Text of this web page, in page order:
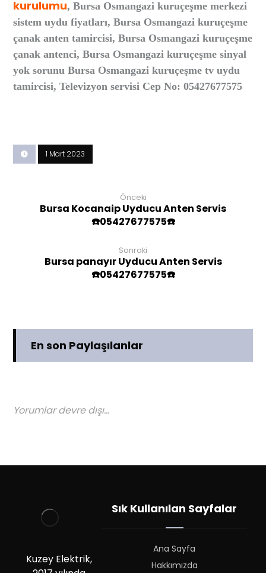
kurulumu, Bursa Osmangazi kuruçeşme merkezi
sistem uydu fiyatları, Bursa Osmangazi kuruçeşme
çanak anten tamircisi, Bursa Osmangazi kuruçeşme
çanak antenci, Bursa Osmangazi kuruçeşme sinyal
yok sorunu Bursa Osmangazi kuruçeşme tv uydu
tamircisi, Televizyon servisi Cep No: 05427677575
1 Mart 2023
Önceki
Bursa Kocanaip Uyducu Anten Servis
☎️05427677575☎️
Sonraki
Bursa panayır Uyducu Anten Servis
☎️05427677575☎️
En son Paylaşılanlar
Yorumlar devre dışı...
Kuzey Elektrik,
Sık Kullanılan Sayfalar
Ana Sayfa
Hakkımızda